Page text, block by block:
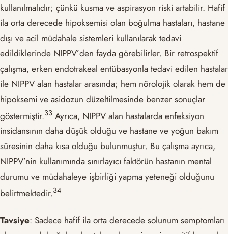
kullanılmalıdır; çünkü kusma ve aspirasyon riski artabilir. Hafif
ila orta derecede hipoksemisi olan boğulma hastaları, hastane
dışı ve acil müdahale sistemleri kullanılarak tedavi
edildiklerinde NIPPV’den fayda görebilirler. Bir retrospektif
çalışma, erken endotrakeal entübasyonla tedavi edilen hastalar
ile NIPPV alan hastalar arasında; hem nörolojik olarak hem de
hipoksemi ve asidozun düzeltilmesinde benzer sonuçlar
göstermiştir.​33​ Ayrıca, NIPPV alan hastalarda enfeksiyon
insidansının daha düşük olduğu ve hastane ve yoğun bakım
süresinin daha kısa olduğu bulunmuştur. Bu çalışma ayrıca,
NIPPV’nin kullanımında sınırlayıcı faktörün hastanın mental
durumu ve müdahaleye işbirliği yapma yeteneği olduğunu
belirtmektedir.​34​
Tavsiye: Sadece hafif ila orta derecede solunum semptomları